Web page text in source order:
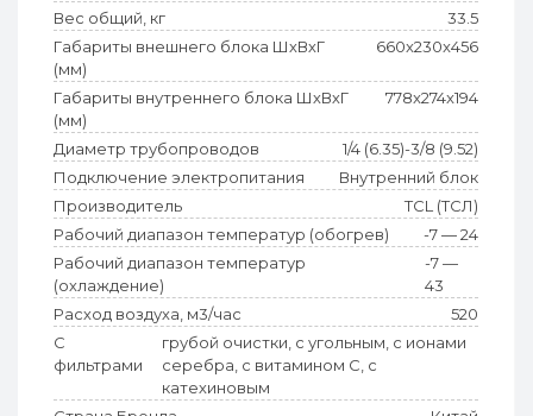
Вес общий, кг
33.5
Габариты внешнего блока ШхВхГ
(мм)
660x230x456
Габариты внутреннего блока ШхВхГ
(мм)
778x274x194
Диаметр трубопроводов
1/4 (6.35)-3/8 (9.52)
Подключение электропитания
Внутренний блок
Производитель
TCL (ТСЛ)
Рабочий диапазон температур (обогрев)
-7 — 24
Рабочий диапазон температур
(охлаждение)
-7 —
43
Расход воздуха, м3/час
520
С
фильтрами
грубой очистки, с угольным, с ионами
серебра, с витамином C, с
катехиновым